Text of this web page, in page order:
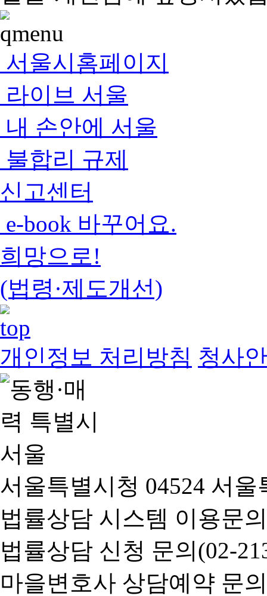
서울시홈페이지
라이브 서울
내 손안에 서울
불합리 규제
신고센터
e-book 바꾸어요.
희망으로!
(법령·제도개선)
개인정보 처리방침 청사
서울특별시청 04524 서
법률상담 시스템 이용문
법률상담 신청 문의(02-
마을변호사 상담예약 문